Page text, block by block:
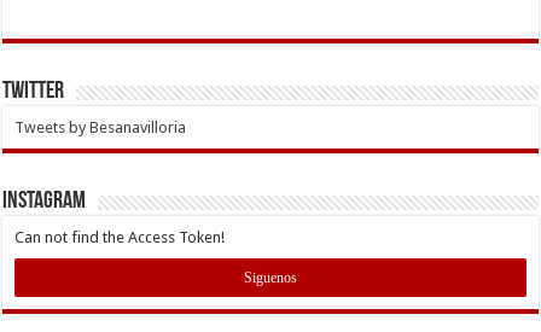
Twitter
Tweets by Besanavilloria
INSTAGRAM
Can not find the Access Token!
Siguenos